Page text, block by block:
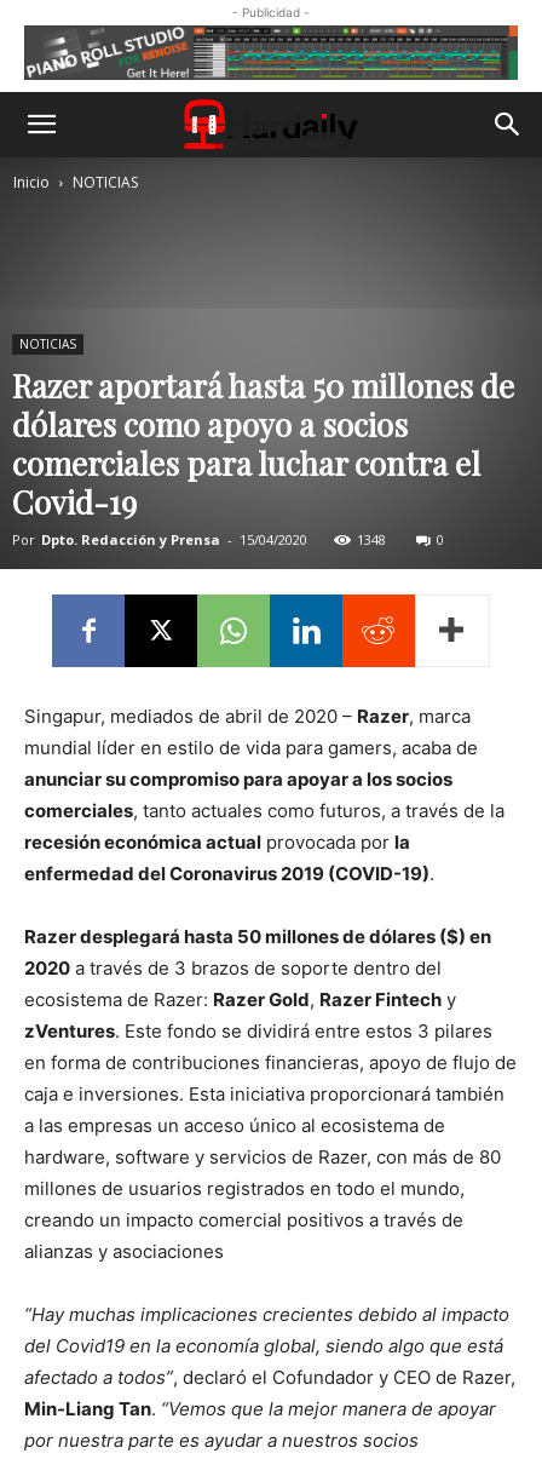
- Publicidad -
Inicio NOTICIAS
NOTICIAS
Razer aportará hasta 50 millones de
dólares como apoyo a socios
comerciales para luchar contra el
Covid-19
Por Dpto. Redacción y Prensa - 15/04/2020 1348 0
Singapur, mediados de abril de 2020 – Razer, marca
mundial líder en estilo de vida para gamers, acaba de
anunciar su compromiso para apoyar a los socios
comerciales, tanto actuales como futuros, a través de la
recesión económica actual provocada por la
enfermedad del Coronavirus 2019 (COVID-19).
Razer desplegará hasta 50 millones de dólares ($) en
2020 a través de 3 brazos de soporte dentro del
ecosistema de Razer: Razer Gold, Razer Fintech y
zVentures. Este fondo se dividirá entre estos 3 pilares
en forma de contribuciones financieras, apoyo de flujo de
caja e inversiones. Esta iniciativa proporcionará también
a las empresas un acceso único al ecosistema de
hardware, software y servicios de Razer, con más de 80
millones de usuarios registrados en todo el mundo,
creando un impacto comercial positivos a través de
alianzas y asociaciones
“Hay muchas implicaciones crecientes debido al impacto
del Covid19 en la economía global, siendo algo que está
afectado a todos”, declaró el Cofundador y CEO de Razer,
Min-Liang Tan. “Vemos que la mejor manera de apoyar
por nuestra parte es ayudar a nuestros socios